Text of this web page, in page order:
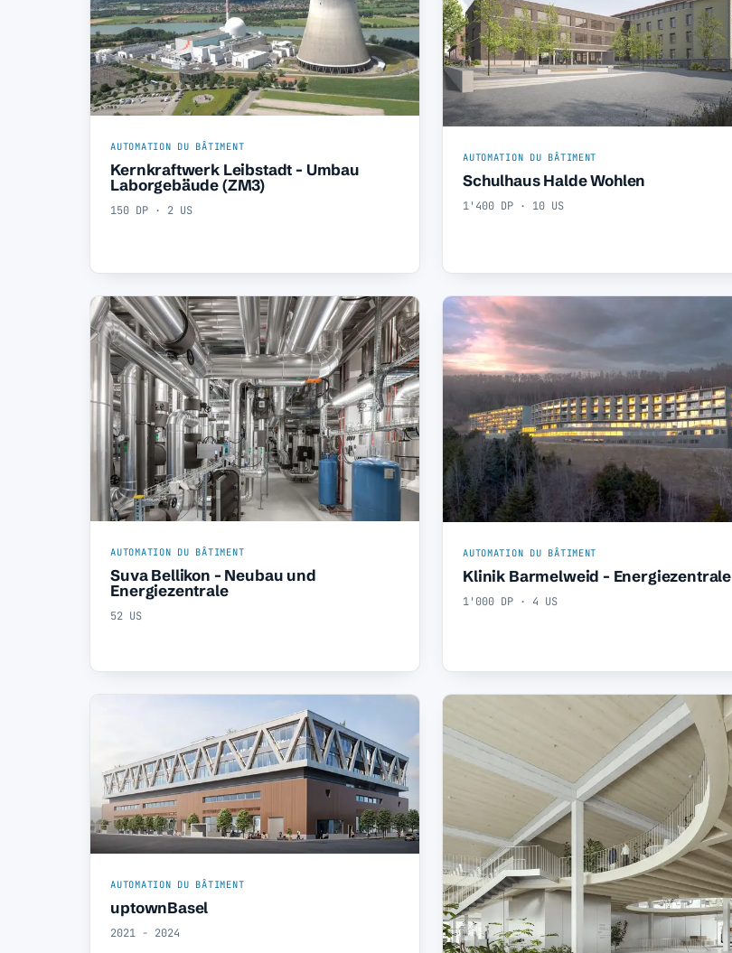
AUTOMATION DU BÂTIMENT
Kernkraftwerk Leibstadt - Umbau
Laborgebäude (ZM3)
150 DP · 2 US
AUTOMATION DU BÂTIMENT
Schulhaus Halde Wohlen
1'400 DP · 10 US
AUTOMATION DU BÂTIMENT
Suva Bellikon - Neubau und
Energiezentrale
52 US
AUTOMATION DU BÂTIMENT
Klinik Barmelweid - Energiezentrale
1'000 DP · 4 US
AUTOMATION DU BÂTIMENT
uptownBasel
2021 - 2024